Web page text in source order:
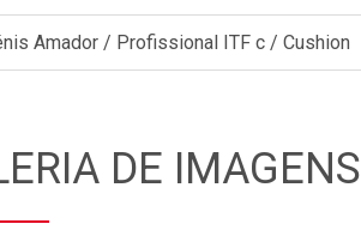
Amador / Profissional ITF c / Cushion
DE IMAGENS